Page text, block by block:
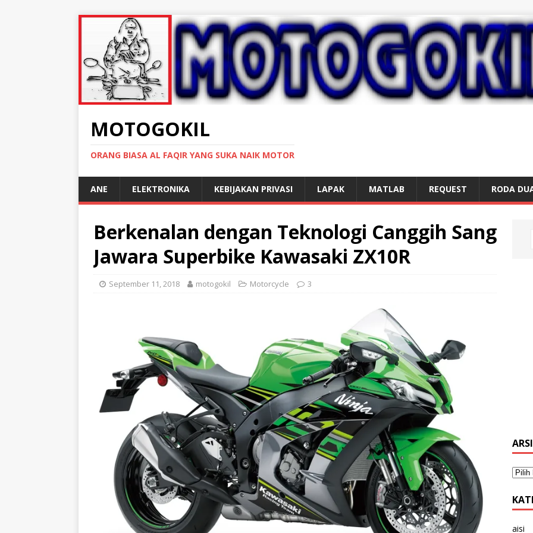
MOTOGOKIL
ORANG BIASA AL FAQIR YANG SUKA NAIK MOTOR
ANE ELEKTRONIKA KEBIJAKAN PRIVASI LAPAK MATLAB REQUEST RODA
Berkenalan dengan Teknologi Canggih Sang
Jawara Superbike Kawasaki ZX10R
September 11, 2018 motogokil Motorcycle 3
aisi